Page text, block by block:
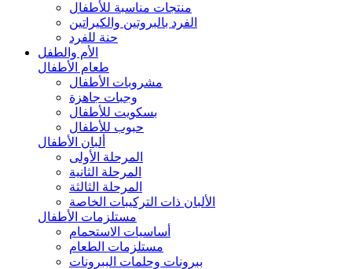
منتجات مناسبة للأطفال
الفرد بالبروتين والكيراتين
حنة للفرد
الأم والطفل
طعام الأطفال
مشروبات الأطفال
وجبات جاهزة
بسكويت للأطفال
حبوب للأطفال
ألبان الأطفال
المرحلة الأولى
المرحلة الثانية
المرحلة الثالثة
الألبان ذات التركيبات الخاصة
مستلزمات الأطفال
أساسيات الاستحمام
مستلزمات الطعام
ببرونات وحلمات الببرونات